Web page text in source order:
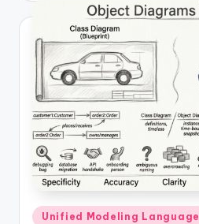
e
&
D
g
it
a
Publicado
Unified Modeling Language